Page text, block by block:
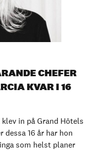
CHEFER
KVAR I 16
klev in på Grand Hôtels
dessa 16 år har hon
som helst planer